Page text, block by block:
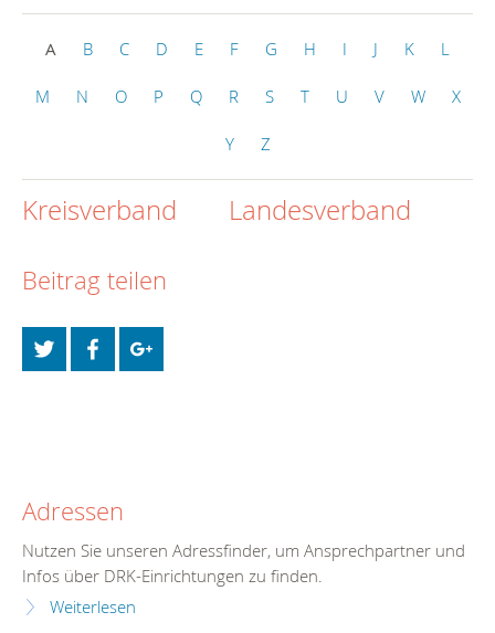
A B C D E F G H I J K L
M N O P Q R S T U V W X
Y Z
Kreisverband Landesverband
Beitrag teilen
Adressen
Nutzen Sie unseren Adressfinder, um Ansprechpartner und
Infos über DRK-Einrichtungen zu finden.
Weiterlesen